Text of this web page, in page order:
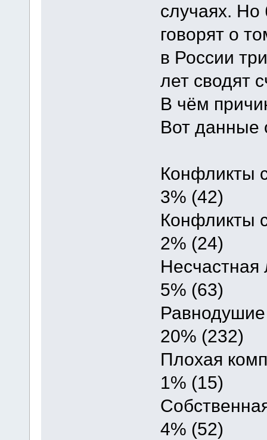
случаях.
говорят о
в России
лет сводят
В чём
Вот данные
Конфликты
3% (42)
Конфликты
2% (24)
5% (63)
20% (232)
Плохая
1% (15)
4% (52)